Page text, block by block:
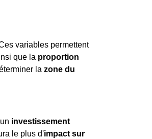
variables permettent
que la proportion
la zone du
investissement
le plus d'impact sur